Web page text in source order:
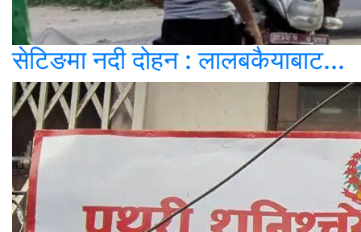
सेटिङमा नदी दोहन : लालबकैयाबाट...